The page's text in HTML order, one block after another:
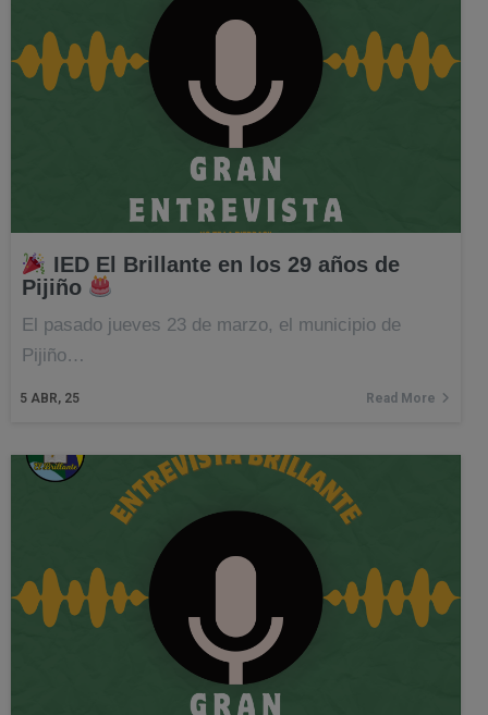
IED El Brillante en los 29 años de
Pijiño
5 ABR, 25
El pasado jueves 23 de marzo, el municipio de
Pijiño…
Read More